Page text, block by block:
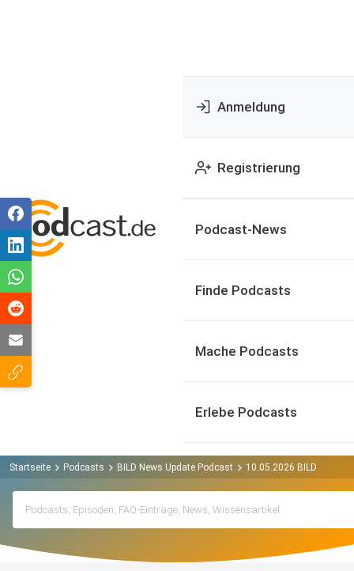
Anmeldung
Registrierung
Podcast-News
Finde Podcasts
Mache Podcasts
Erlebe Podcasts
Startseite Podcasts BILD News Update Podcast 10.05.2026 BILD News